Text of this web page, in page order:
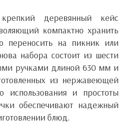
деревянный кейс
компактно хранить
переносить на пикник или
набора состоит из шести
ручками длиной 630 мм и
из нержавеющей
использования и простоты
обеспечивают надежный
блюд.